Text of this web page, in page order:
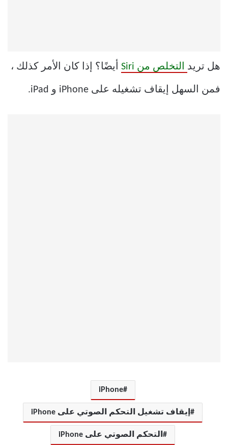
هل تريد التخلص من Siri أيضًا؟ إذا كان الأمر كذلك ،
فمن السهل إيقاف تشغيله على iPhone و iPad.
iPhone
إيقاف تشغيل التحكم الصوتي على iPhone
التحكم الصوتي على iPhone